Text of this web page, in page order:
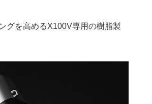
グを高めるX100V専用の樹脂製